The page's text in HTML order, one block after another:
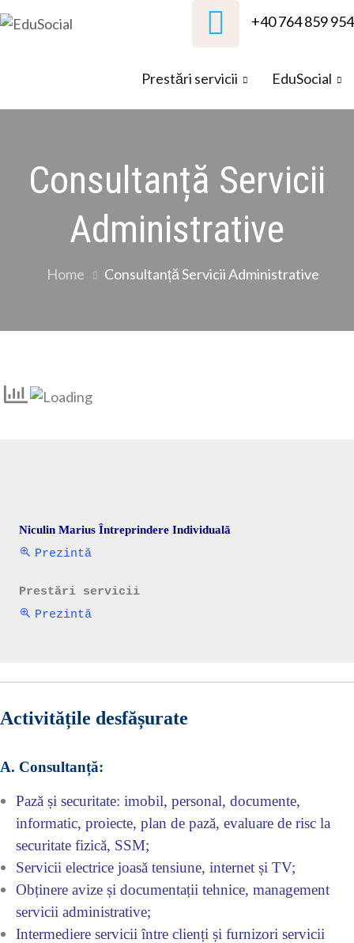
Skip
to
+40 764 859 954
Prestări servicii EduSocial
Consultanță Servicii
Administrative
Home Consultanță Servicii Administrative
Niculin Marius Întreprindere Individuală
Prezintă
Prestări servicii
Prezintă
Activitățile desfășurate
A. Consultanță:
Pază și securitate: imobil, personal, documente,
informatic, proiecte, plan de pază, evaluare de risc la
securitate fizică, SSM;
Servicii electrice joasă tensiune, internet și TV;
Obținere avize și documentații tehnice, management
servicii administrative;
Intermediere servicii între clienți și furnizori servicii